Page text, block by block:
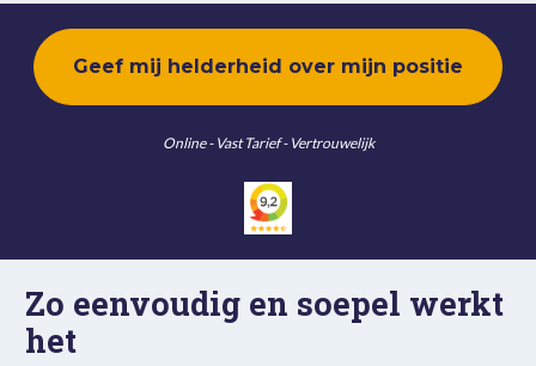
Geef mij helderheid over mijn positie
Online - Vast Tarief - Vertrouwelijk
Zo eenvoudig en soepel werkt
het